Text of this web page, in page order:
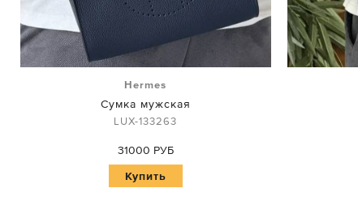
Hermes
Сумка мужская
LUX-133263
31000 РУБ
Купить